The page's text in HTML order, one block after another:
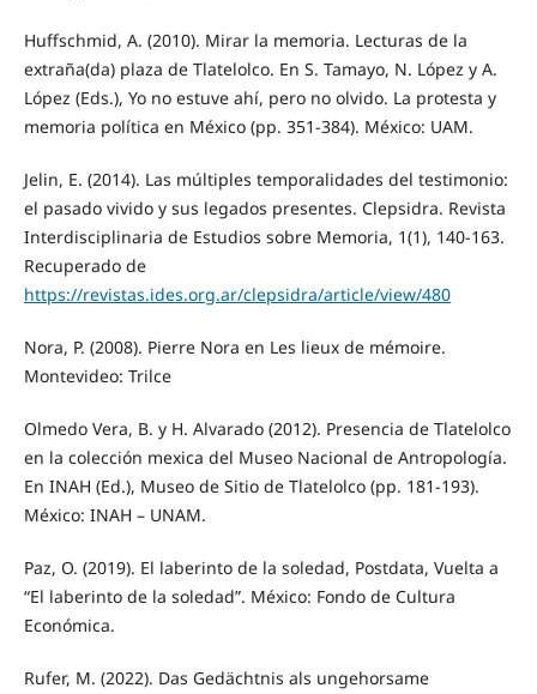
Huffschmid, A. (2010). Mirar la memoria. Lecturas de la
extraña(da) plaza de Tlatelolco. En S. Tamayo, N. López y A.
López (Eds.), Yo no estuve ahí, pero no olvido. La protesta y
memoria política en México (pp. 351-384). México: UAM.
Jelin, E. (2014). Las múltiples temporalidades del testimonio:
el pasado vivido y sus legados presentes. Clepsidra. Revista
Interdisciplinaria de Estudios sobre Memoria, 1(1), 140-163.
Recuperado de
https://revistas.ides.org.ar/clepsidra/article/view/480
Nora, P. (2008). Pierre Nora en Les lieux de mémoire.
Montevideo: Trilce
Olmedo Vera, B. y H. Alvarado (2012). Presencia de Tlatelolco
en la colección mexica del Museo Nacional de Antropología.
En INAH (Ed.), Museo de Sitio de Tlatelolco (pp. 181-193).
México: INAH – UNAM.
Paz, O. (2019). El laberinto de la soledad, Postdata, Vuelta a
“El laberinto de la soledad”. México: Fondo de Cultura
Económica.
Rufer, M. (2022). Das Gedächtnis als ungehorsame